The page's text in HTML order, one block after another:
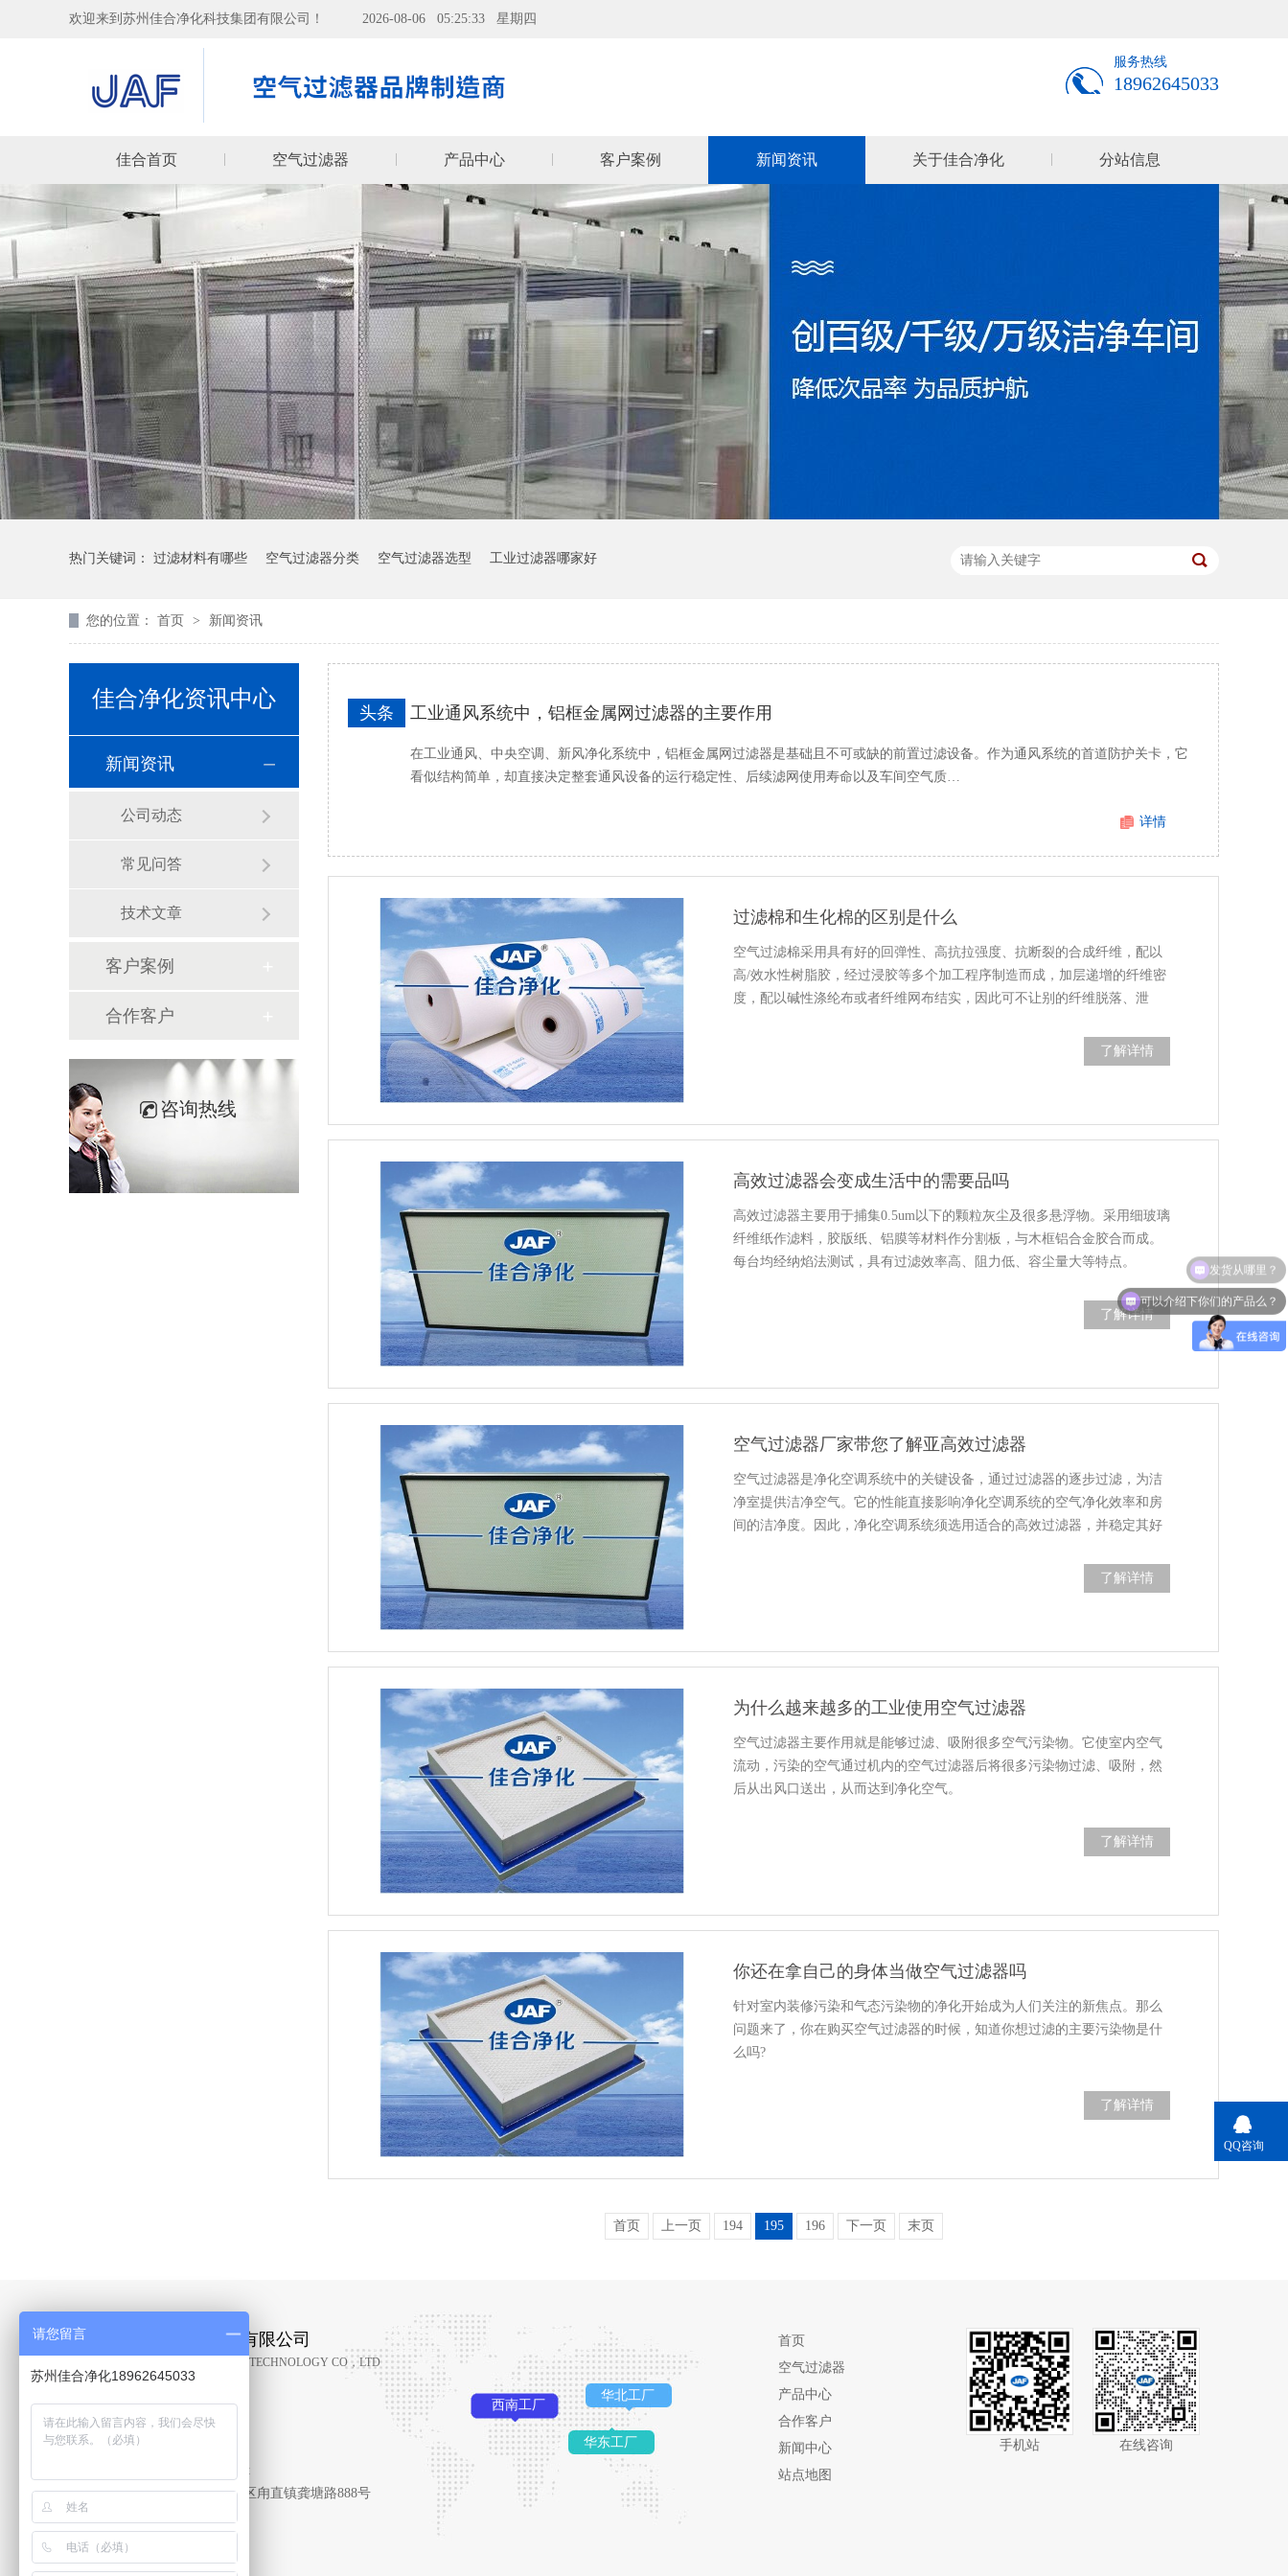
欢迎来到苏州佳合净化科技集团有限公司！ 2026-08-06 05:25:34 星期四
服务热线
18962645033
佳合首页 空气过滤器 产品中心 客户案例 新闻资讯 关于佳合净化 分站信息
热门关键词： 过滤材料有哪些 空气过滤器分类 空气过滤器选型 工业过滤器哪家好
您的位置： 首页 > 新闻资讯
佳合净化资讯中心
新闻资讯
公司动态
常见问答
技术文章
客户案例
合作客户
咨询热线
工业通风系统中，铝框金属网过滤器的主要作用
头条
在工业通风、中央空调、新风净化系统中，铝框金属网过滤器是基础且不可或缺的前置过滤设备。作为通风系统的首道防护关卡，它
看似结构简单，却直接决定整套通风设备的运行稳定性、后续滤网使用寿命以及车间空气质…
详情
过滤棉和生化棉的区别是什么
空气过滤棉采用具有好的回弹性、高抗拉强度、抗断裂的合成纤维，配以
高/效水性树脂胶，经过浸胶等多个加工程序制造而成，加层递增的纤维密
度，配以碱性涤纶布或者纤维网布结实，因此可不让别的纤维脱落、泄
了解详情
高效过滤器会变成生活中的需要品吗
高效过滤器主要用于捕集0.5um以下的颗粒灰尘及很多悬浮物。采用细玻璃
纤维纸作滤料，胶版纸、铝膜等材料作分割板，与木框铝合金胶合而成。
每台均经纳焰法测试，具有过滤效率高、阻力低、容尘量大等特点。
了解详情
空气过滤器厂家带您了解亚高效过滤器
空气过滤器是净化空调系统中的关键设备，通过过滤器的逐步过滤，为洁
净室提供洁净空气。它的性能直接影响净化空调系统的空气净化效率和房
间的洁净度。因此，净化空调系统须选用适合的高效过滤器，并稳定其好
了解详情
为什么越来越多的工业使用空气过滤器
空气过滤器主要作用就是能够过滤、吸附很多空气污染物。它使室内空气
流动，污染的空气通过机内的空气过滤器后将很多污染物过滤、吸附，然
后从出风口送出，从而达到净化空气。
了解详情
你还在拿自己的身体当做空气过滤器吗
针对室内装修污染和气态污染物的净化开始成为人们关注的新焦点。那么
问题来了，你在购买空气过滤器的时候，知道你想过滤的主要污染物是什
么吗?
了解详情
首页 上一页 194 195 196 下一页 末页
苏州佳合净化科技集团有限公司
KUNSHAN JIAHE PURIFICATION TECHNOLOGY CO，LTD
企业微信：19122120098
E-mail：wuruiling@jaf-filter.net
工厂地址：江苏省苏州市吴中区甪直镇龚塘路888号
华北工厂
华东工厂
西南工厂
首页
空气过滤器
产品中心
合作客户
新闻中心
站点地图
手机站 在线咨询
QQ咨询
可以介绍下你们的产品么？
请您留言
苏州佳合净化18962645033